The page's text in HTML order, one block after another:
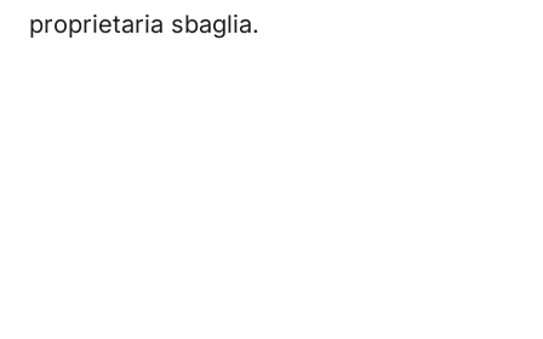
proprietaria sbaglia.